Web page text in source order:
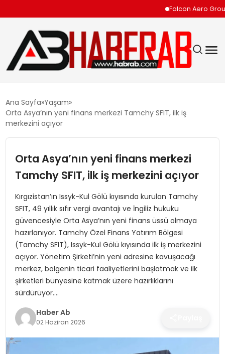
Falcon Aero Group,
EKONOMI
TEKNOLOJI
SPOR
SAĞLIK
MAGAZIN
YAŞAM
Ana Sayfa Yaşam
Orta Asya’nın yeni finans merkezi Tamchy SFIT, ilk iş
merkezini açıyor
Orta Asya’nın yeni finans merkezi
Tamchy SFIT, ilk iş merkezini açıyor
Kırgızistan’ın Issyk-Kul Gölü kıyısında kurulan Tamchy
SFIT, 49 yıllık sıfır vergi avantajı ve İngiliz hukuku
güvencesiyle Orta Asya’nın yeni finans üssü olmaya
hazırlanıyor. Tamchy Özel Finans Yatırım Bölgesi
(Tamchy SFIT), Issyk-Kul Gölü kıyısında ilk iş merkezini
açıyor. Yönetim Şirketi’nin yeni adresine kavuşacağı
merkez, bölgenin ticari faaliyetlerini başlatmak ve ilk
şirketleri bünyesine katmak üzere hazırlıklarını
sürdürüyor….
Haber Ab
02 Haziran 2026